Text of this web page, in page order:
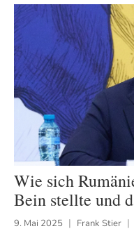
Wie sich
Bein stellte und
9. Mai 2025 Frank Stier